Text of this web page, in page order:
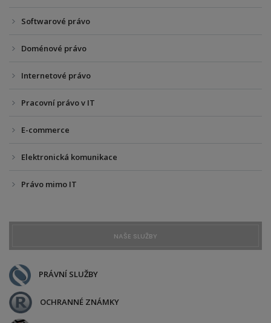
Softwarové právo
Doménové právo
Internetové právo
Pracovní právo v IT
E-commerce
Elektronická komunikace
Právo mimo IT
NAŠE SLUŽBY
PRÁVNÍ SLUŽBY
OCHRANNÉ ZNÁMKY